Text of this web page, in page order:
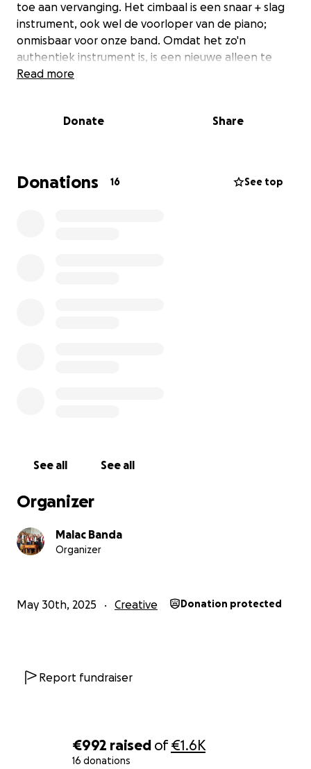
€992 raised of€1.6K
16 donations
toe aan vervanging. Het cimbaal is een snaar + slag
instrument, ook wel de voorloper van de piano;
onmisbaar voor onze band. Omdat het zo'n
authentiek instrument is, is een nieuwe alleen te
verkrijgen in Hongarije. We zijn daarom van plan
geld voor nodig, zo'n cimbaal is namelijk helaas niet
dus ook indirect de toekomst van onze band! Alvast
bedankt! Liefs, de Malac Banda
Read more
Donate Share
Donations 16 See top
See all See all
Organizer
Malac Banda
Organizer
May 30th, 2025 Creative Donation protected
Report fundraiser